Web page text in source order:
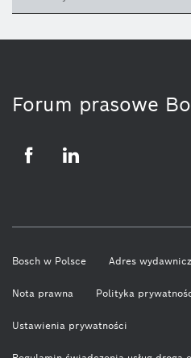
Forum prasowe
Bosch w Polsce Adres
Nota prawna Polityka
Ustawienia prywatności